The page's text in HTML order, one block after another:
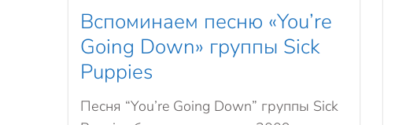
Вспоминаем песню «You’re
Going Down» группы Sick
Puppies
Песня “You’re Going Down” группы Sick